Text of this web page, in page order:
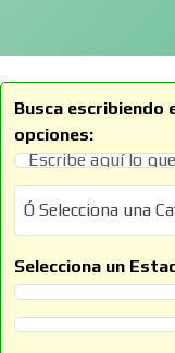
Busca escribiendo
opciones:
Ó Selecciona una
Ó Selecciona una
Selecciona un
Selecciona un Estado
Selecciona un